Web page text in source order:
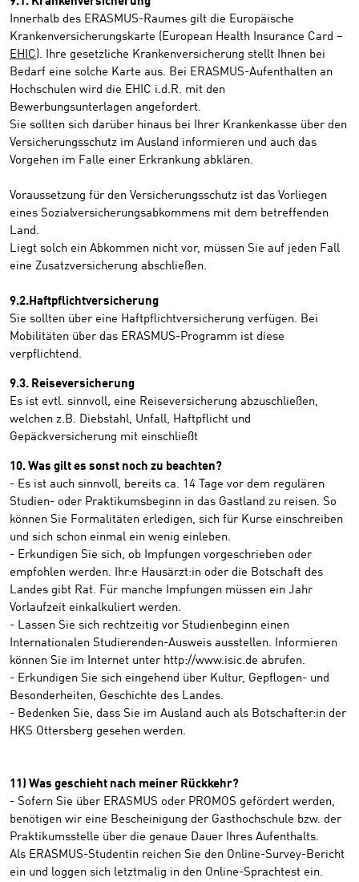
Innerhalb des ERASMUS-Raumes gilt die Europäische
Krankenversicherungskarte (European Health Insurance Card –
EHIC). Ihre gesetzliche Krankenversicherung stellt Ihnen bei
Bedarf eine solche Karte aus. Bei ERASMUS-Aufenthalten an
Hochschulen wird die EHIC i.d.R. mit den
Bewerbungsunterlagen angefordert.
Sie sollten sich darüber hinaus bei Ihrer Krankenkasse über den
Versicherungsschutz im Ausland informieren und auch das
Vorgehen im Falle einer Erkrankung abklären.
Voraussetzung für den Versicherungsschutz ist das Vorliegen
eines Sozialversicherungsabkommens mit dem betreffenden
Land.
Liegt solch ein Abkommen nicht vor, müssen Sie auf jeden Fall
eine Zusatzversicherung abschließen.
9.2.Haftpflichtversicherung
Sie sollten über eine Haftpflichtversicherung verfügen. Bei
Mobilitäten über das ERASMUS-Programm ist diese
verpflichtend.
9.3. Reiseversicherung
Es ist evtl. sinnvoll, eine Reiseversicherung abzuschließen,
welchen z.B. Diebstahl, Unfall, Haftpflicht und
Gepäckversicherung mit einschließt
10. Was gilt es sonst noch zu beachten?
- Es ist auch sinnvoll, bereits ca. 14 Tage vor dem regulären
Studien- oder Praktikumsbeginn in das Gastland zu reisen. So
können Sie Formalitäten erledigen, sich für Kurse einschreiben
und sich schon einmal ein wenig einleben.
- Erkundigen Sie sich, ob Impfungen vorgeschrieben oder
empfohlen werden. Ihr:e Hausärzt:in oder die Botschaft des
Landes gibt Rat. Für manche Impfungen müssen ein Jahr
Vorlaufzeit einkalkuliert werden.
- Lassen Sie sich rechtzeitig vor Studienbeginn einen
Internationalen Studierenden-Ausweis ausstellen. Informieren
können Sie im Internet unter http://www.isic.de abrufen.
- Erkundigen Sie sich eingehend über Kultur, Gepflogen- und
Besonderheiten, Geschichte des Landes.
- Bedenken Sie, dass Sie im Ausland auch als Botschafter:in der
HKS Ottersberg gesehen werden.
11) Was geschieht nach meiner Rückkehr?
- Sofern Sie über ERASMUS oder PROMOS gefördert werden,
benötigen wir eine Bescheinigung der Gasthochschule bzw. der
Praktikumsstelle über die genaue Dauer Ihres Aufenthalts.
Als ERASMUS-Studentin reichen Sie den Online-Survey-Bericht
ein und loggen sich letztmalig in den Online-Sprachtest ein.